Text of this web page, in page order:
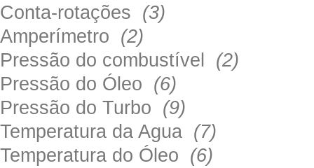
Conta-rotações (3)
Amperímetro (2)
Pressão do combustível (2)
Pressão do Óleo (6)
Pressão do Turbo (9)
Temperatura da Agua (7)
Temperatura do Óleo (6)